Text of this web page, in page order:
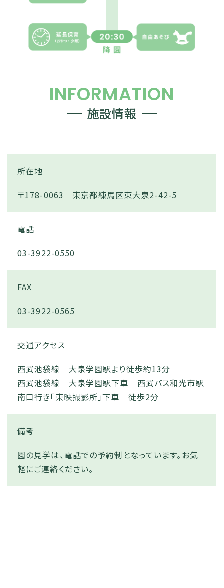
INFORMATION
施設情報
所在地
〒178-0063 東京都練馬区東大泉2-42-5
電話
03-3922-0550
FAX
03-3922-0565
交通アクセス
西武池袋線 大泉学園駅より徒歩約13分
西武池袋線 大泉学園駅下車 西武バス和光市駅
南口行き「東映撮影所」下車 徒歩2分
備考
園の見学は、電話での予約制となっています。お気
軽にご連絡ください。